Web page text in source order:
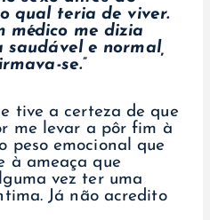
qual teria de viver.
médico me dizia
saudável e normal,
se.”
tive a certeza de que
me levar a pôr fim à
peso emocional que
à ameaça que
vez ter uma
Já não acredito